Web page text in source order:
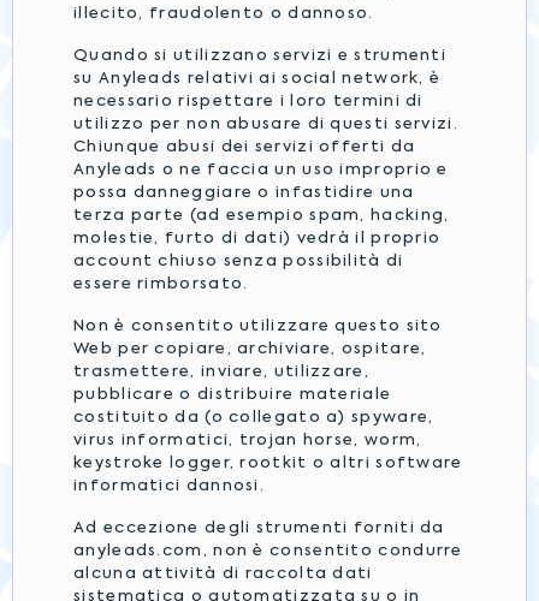
illecito, fraudolento o dannoso.
Quando si utilizzano servizi e strumenti
su Anyleads relativi ai social network, è
necessario rispettare i loro termini di
utilizzo per non abusare di questi servizi.
Chiunque abusi dei servizi offerti da
Anyleads o ne faccia un uso improprio e
possa danneggiare o infastidire una
terza parte (ad esempio spam, hacking,
molestie, furto di dati) vedrà il proprio
account chiuso senza possibilità di
essere rimborsato.
Non è consentito utilizzare questo sito
Web per copiare, archiviare, ospitare,
trasmettere, inviare, utilizzare,
pubblicare o distribuire materiale
costituito da (o collegato a) spyware,
virus informatici, trojan horse, worm,
keystroke logger, rootkit o altri software
informatici dannosi.
Ad eccezione degli strumenti forniti da
anyleads.com, non è consentito condurre
alcuna attività di raccolta dati
sistematica o automatizzata su o in